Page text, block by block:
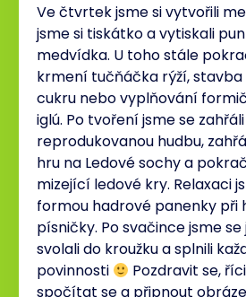
Ve čtvrtek jsme si vytvořili
jsme si tiskátko a vytiskali
medvídka. U toho stále
krmení tučňáčka rýží, stavba
cukru nebo vyplňování
iglú. Po tvoření jsme se
reprodukovanou hudbu,
hru na Ledové sochy a
mizející ledové kry. Relaxaci
formou hadrové panenky při
písničky. Po svačince jsme
svolali do kroužku a splnili
povinnosti
Pozdravit se,
spočítat se a připnout